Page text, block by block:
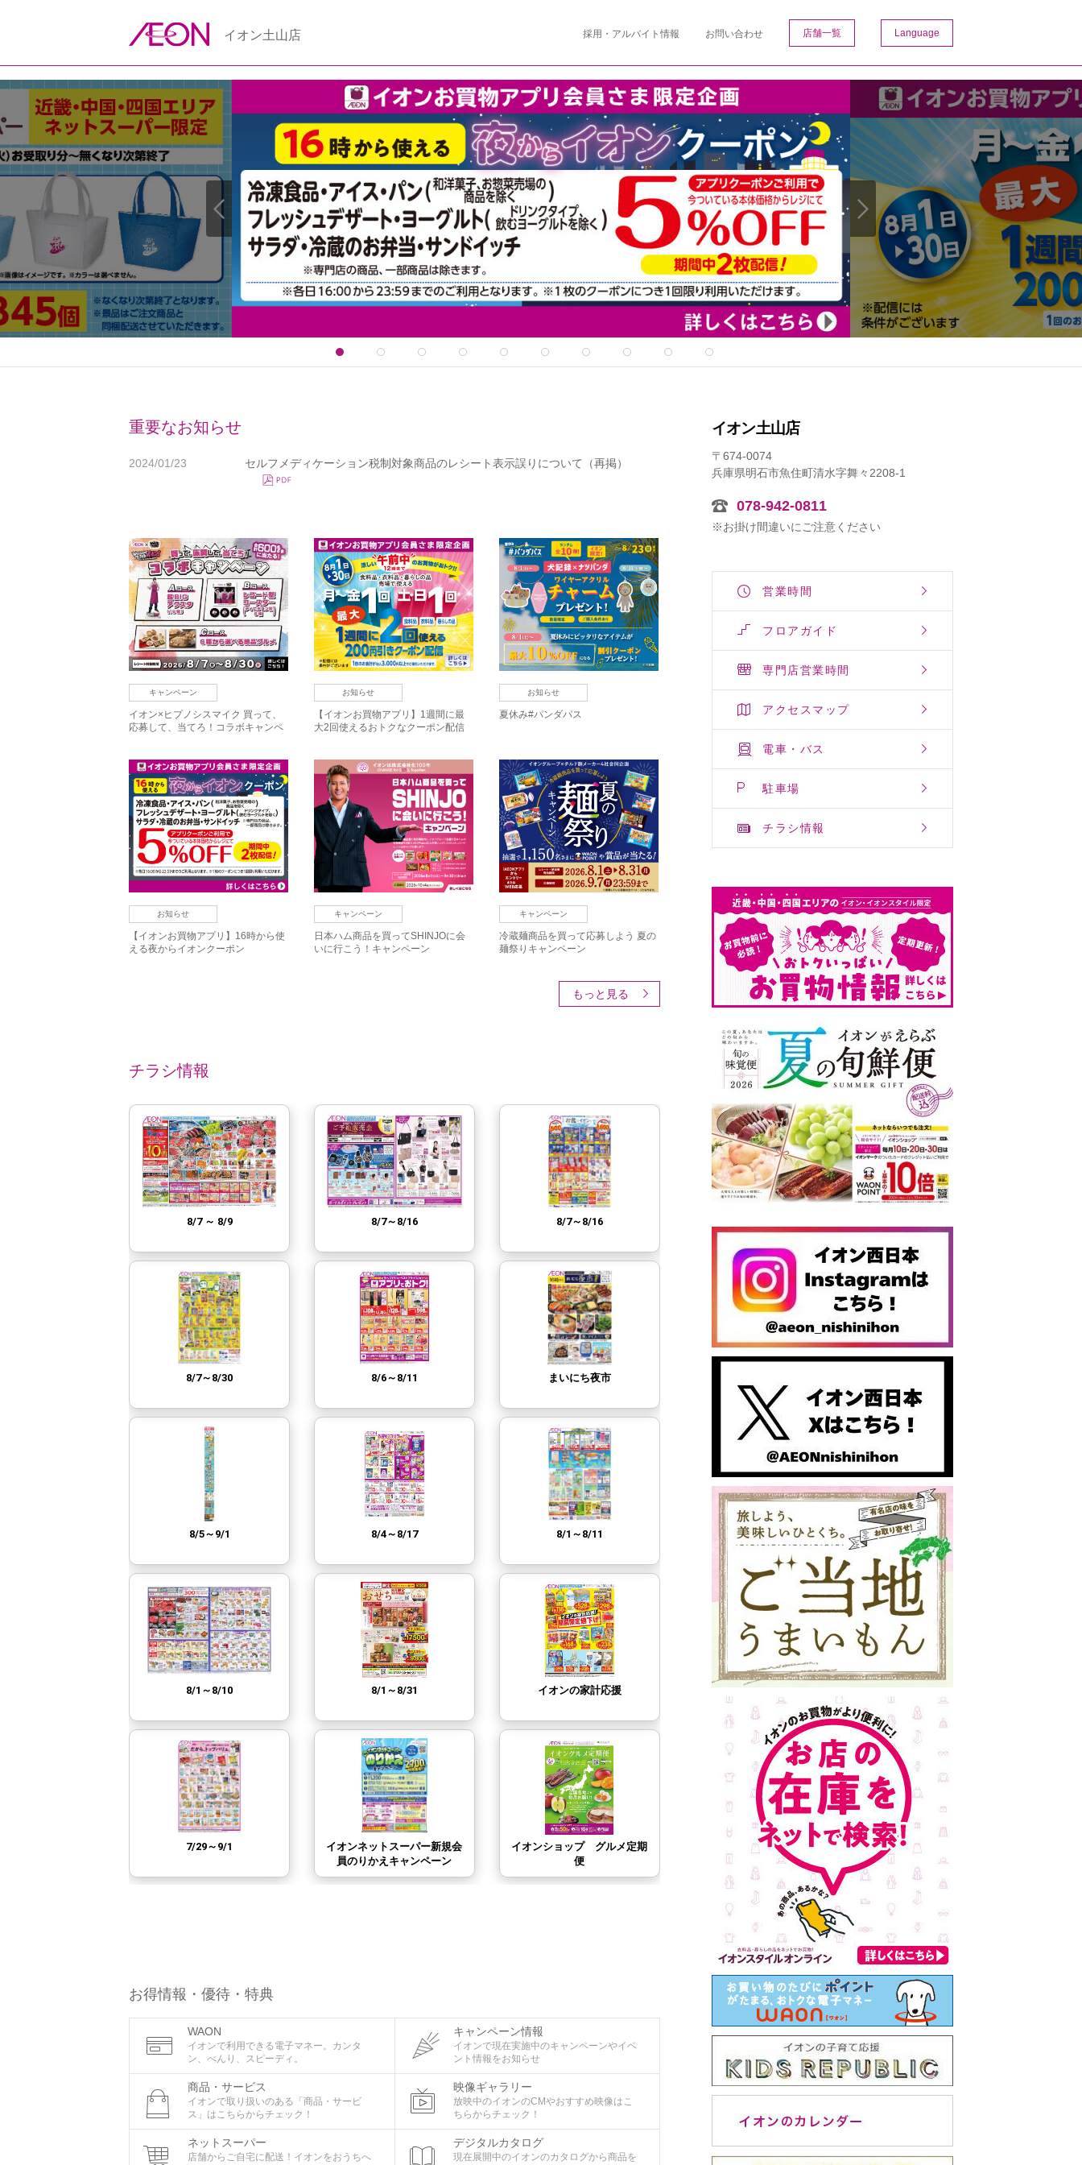
イオン土山店 採用・アルバイト情報 お問い合わせ 店舗一覧 Language
重要なお知らせ
2024/01/23 セルフメディケーション税制対象商品のレシート表示誤りについて（再掲）
キャンペーン
イオン×ヒプノシスマイク 買って、
応募して、当てろ！コラボキャンペ
お知らせ
【イオンお買物アプリ】1週間に最
大2回使えるおトクなクーポン配信
お知らせ
夏休み#パンダパス
お知らせ
【イオンお買物アプリ】16時から使
える夜からイオンクーポン
キャンペーン
日本ハム商品を買ってSHINJOに会
いに行こう！キャンペーン
キャンペーン
冷蔵麺商品を買って応募しよう 夏の
麺祭りキャンペーン
もっと見る
チラシ情報
お得情報・優待・特典
WAON
イオンで利用できる電子マネー。カンタ
ン、べんり、スピーディ。
キャンペーン情報
イオンで現在実施中のキャンペーンやイベ
ント情報をお知らせ
商品・サービス
イオンで取り扱いのある「商品・サービ
ス」はこちらからチェック！
映像ギャラリー
放映中のイオンのCMやおすすめ映像はこ
ちらからチェック！
ネットスーパー
店舗からご自宅に配送！イオンをおうちへ
デジタルカタログ
現在展開中のイオンのカタログから商品を
イオン土山店
〒674-0074
兵庫県明石市魚住町清水字舞々2208-1
078-942-0811
※お掛け間違いにご注意ください
営業時間
フロアガイド
専門店営業時間
アクセスマップ
電車・バス
駐車場
チラシ情報